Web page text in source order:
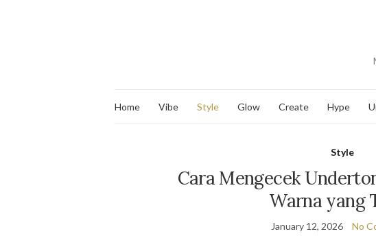
Home Vibe Style Glow Create Hype
Style
Cara Mengecek
Warna yang
January 12, 2026 No